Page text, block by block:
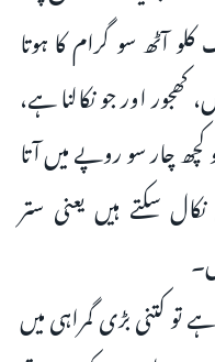
آٹھ سو گرام کا ہوتا
اور جو نکالنا ہے،
کچھ چار سو روپے میں آتا
سکتے ہیں یعنی ستر
کتنی بڑی گمراہی میں